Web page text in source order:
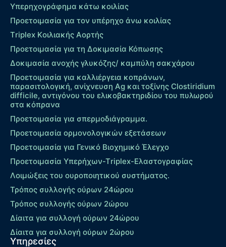
Υπερηχογράφημα κάτω κοιλίας
Προετοιμασία για τον υπέρηχο άνω κοιλίας
Τriplex Kοιλιακής Αορτής
Προετοιμασία για τη Δοκιμασία Κόπωσης
Δοκιμασία ανοχής γλυκόζης/ καμπύλη σακχάρου
Προετοιμασία για καλλιέργεια κοπράνων,
παρασιτολογική, ανίχνευση Ag και τοξίνης Clostiridium
difficile, αντιγόνου του ελικοβακτηριδίου του πυλωρού
στα κόπρανα
Προετοιμασία για σπερμοδιάγραμμα.
Προετοιμασία ορμονολογικών εξετάσεων
Προετοιμασία για Γενικό Βιοχημικό Έλεγχο
Προετοιμασία Υπερήχων-Τriplex-Ελαστογραφίας
Λοιμώξεις του ουροποιητικού συστήματος.
Τρόπος συλλογής ούρων 24ώρου
Τρόπος συλλογής ούρων 2ώρου
Δίαιτα για συλλογή ούρων 24ώρου
Δίαιτα για συλλογή ούρων 2ώρου
Υπηρεσίες